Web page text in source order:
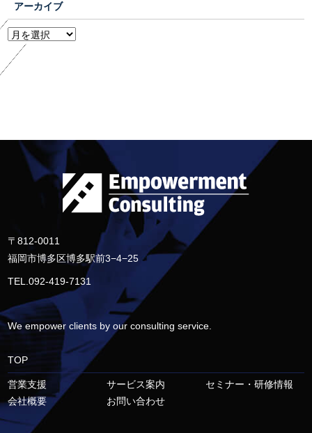
アーカイブ
〒812-0011
福岡市博多区博多駅前3−4−25
TEL.092-419-7131
We empower clients by our consulting service.
TOP
営業支援 サービス案内
セミナー・研修情報
会社概要
お問い合わせ